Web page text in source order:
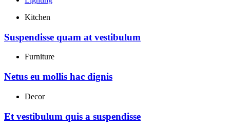
Kitchen
Suspendisse quam at vestibulum
Furniture
Netus eu mollis hac dignis
Decor
Et vestibulum quis a suspendisse